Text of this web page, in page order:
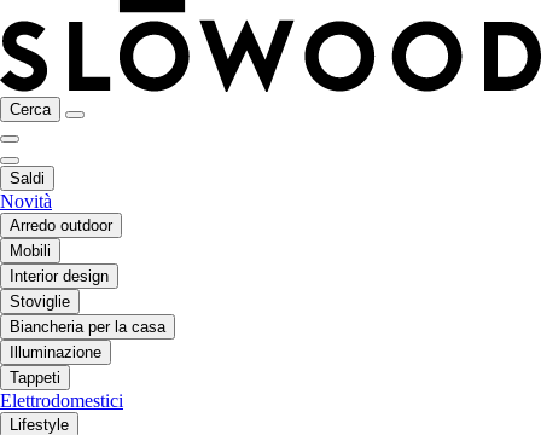
Cerca
Saldi
Novità
Arredo outdoor
Mobili
Interior design
Stoviglie
Biancheria per la casa
Illuminazione
Tappeti
Elettrodomestici
Lifestyle